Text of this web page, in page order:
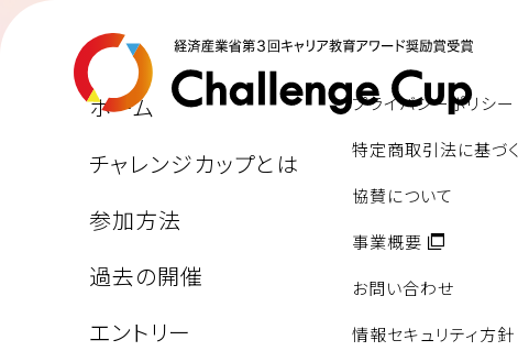
ホーム
チャレンジカップとは
参加方法
過去の開催
エントリー
プライバシーポリシー
特定商取引法に基づ
協賛について
事業概要
お問い合わせ
情報セキュリティ方針